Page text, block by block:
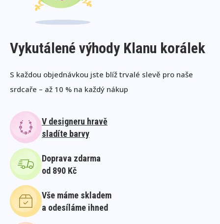
Vykutálené výhody Klanu korálek
S každou objednávkou jste blíž trvalé slevě pro naše
srdcaře – až 10 % na každý nákup
V designeru hravě
sladíte barvy
Doprava zdarma
od 890 Kč
Vše máme skladem
a odesíláme ihned